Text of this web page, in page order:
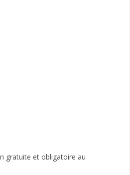
gratuite et obligatoire au